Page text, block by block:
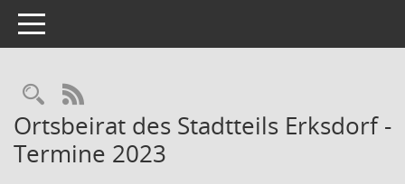
Toggle navigation
Rechercheauswahl
RSS-Feed
Ortsbeirat des Stadtteils Erksdorf -
Termine 2023